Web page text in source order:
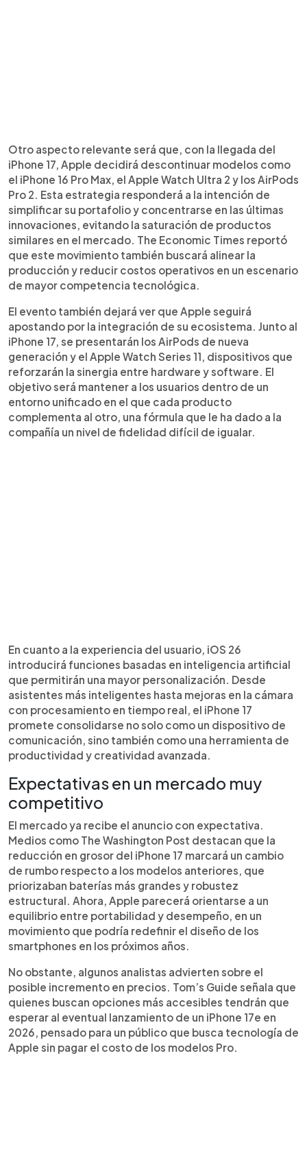
Otro aspecto relevante será que, con la llegada del
iPhone 17, Apple decidirá descontinuar modelos como
el iPhone 16 Pro Max, el Apple Watch Ultra 2 y los AirPods
Pro 2. Esta estrategia responderá a la intención de
simplificar su portafolio y concentrarse en las últimas
innovaciones, evitando la saturación de productos
similares en el mercado. The Economic Times reportó
que este movimiento también buscará alinear la
producción y reducir costos operativos en un escenario
de mayor competencia tecnológica.
El evento también dejará ver que Apple seguirá
apostando por la integración de su ecosistema. Junto al
iPhone 17, se presentarán los AirPods de nueva
generación y el Apple Watch Series 11, dispositivos que
reforzarán la sinergia entre hardware y software. El
objetivo será mantener a los usuarios dentro de un
entorno unificado en el que cada producto
complementa al otro, una fórmula que le ha dado a la
compañía un nivel de fidelidad difícil de igualar.
En cuanto a la experiencia del usuario, iOS 26
introducirá funciones basadas en inteligencia artificial
que permitirán una mayor personalización. Desde
asistentes más inteligentes hasta mejoras en la cámara
con procesamiento en tiempo real, el iPhone 17
promete consolidarse no solo como un dispositivo de
comunicación, sino también como una herramienta de
productividad y creatividad avanzada.
Expectativas en un mercado muy
competitivo
El mercado ya recibe el anuncio con expectativa.
Medios como The Washington Post destacan que la
reducción en grosor del iPhone 17 marcará un cambio
de rumbo respecto a los modelos anteriores, que
priorizaban baterías más grandes y robustez
estructural. Ahora, Apple parecerá orientarse a un
equilibrio entre portabilidad y desempeño, en un
movimiento que podría redefinir el diseño de los
smartphones en los próximos años.
No obstante, algunos analistas advierten sobre el
posible incremento en precios. Tom’s Guide señala que
quienes buscan opciones más accesibles tendrán que
esperar al eventual lanzamiento de un iPhone 17e en
2026, pensado para un público que busca tecnología de
Apple sin pagar el costo de los modelos Pro.